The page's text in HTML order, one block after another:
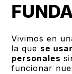
Vivimos en
la que se
personales
funcionar